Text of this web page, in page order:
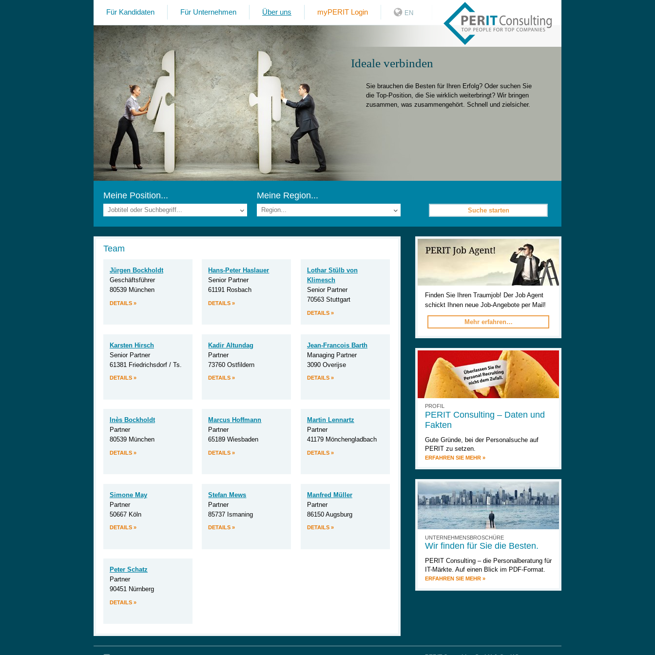
Für Kandidaten Für Unternehmen Über uns myPERIT Login EN
Ideale verbinden
Sie brauchen die Besten für Ihren Erfolg? Oder suchen Sie
die Top-Position, die Sie wirklich weiterbringt? Wir bringen
zusammen, was zusammengehört. Schnell und zielsicher.
Meine Position... Meine Region...
Team
Jürgen Bockholdt
Geschäftsführer
80539 München
DETAILS »
Hans-Peter Haslauer
Senior Partner
61191 Rosbach
DETAILS »
Lothar Stülb von
Klimesch
Senior Partner
70563 Stuttgart
DETAILS »
Karsten Hirsch
Senior Partner
61381 Friedrichsdorf / Ts.
DETAILS »
Kadir Altundag
Partner
73760 Ostfildern
DETAILS »
Jean-Francois Barth
Managing Partner
3090 Overijse
DETAILS »
Inès Bockholdt
Partner
80539 München
DETAILS »
Marcus Hoffmann
Partner
65189 Wiesbaden
DETAILS »
Martin Lennartz
Partner
41179 Mönchengladbach
DETAILS »
Simone May
Partner
50667 Köln
DETAILS »
Stefan Mews
Partner
85737 Ismaning
DETAILS »
Manfred Müller
Partner
86150 Augsburg
DETAILS »
Peter Schatz
Partner
90451 Nürnberg
DETAILS »
Finden Sie Ihren Traumjob! Der Job Agent
schickt Ihnen neue Job-Angebote per Mail!
Mehr erfahren…
PROFIL
PERIT Consulting – Daten und
Fakten
Gute Gründe, bei der Personalsuche auf
PERIT zu setzen.
ERFAHREN SIE MEHR »
UNTERNEHMENSBROSCHÜRE
Wir finden für Sie die Besten.
PERIT Consulting – die Personalberatung für
IT-Märkte. Auf einen Blick im PDF-Format.
ERFAHREN SIE MEHR »